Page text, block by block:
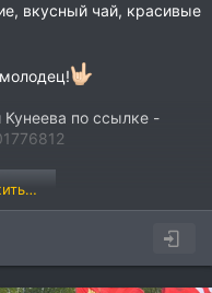
вкусный чай, красивые
по ссылке -